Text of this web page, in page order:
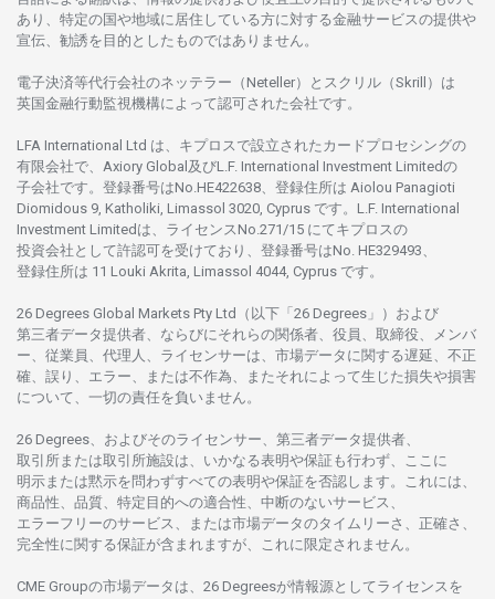
あり、 特定の国や地域に 居住している方に対する金融サービスの提供や
宣伝、 勧誘を 目的としたものではありません。
電子決済等代行会社のネッテラー （Neteller）と スクリル （Skrill）は
英国金融行動監視機構に よって認可さ れた会社です。
LFA International Ltd は、 キプロスで設立さ れた カードプロセシングの
有限会社で、Axiory Global 及びL.F. International Investment Limitedの
子会社です。 登録番号はNo.HE422638、 登録住所は Aiolou Panagioti
Diomidous 9, Katholiki, Limassol 3020, Cyprus です。L.F. International
Investment Limitedは、 ライセンスNo.271/15 にてキプロスの
投資会社として許認可を受けており、 登録番号はNo. HE329493、
登録住所は 11 Louki Akrita, Limassol 4044, Cyprus です。
26 Degrees Global Markets Pty Ltd（以下「26 Degrees」） および
第三者データ提供者、ならびにそれらの関係者、役員、取締役、メンバ
ー、従業員、代理人、ライセンサーは、 市場データに 関する遅延、不正
確、誤り、エラー、
または不作為、 またそれに よって生じた損失や損害
について、 一切の責任を負いません。
26 Degrees、 およびそのライセンサー、 第三者データ提供者、
取引所または取引所施設は、いかなる表明や保証も行わず、
ここに
明示または黙示を 問わずすべての表明や保証を否認し ます。
これには、
商品性、品質、 特定目的への適合性、 中断のないサービス、
エラーフリーのサービス、 または市場データのタイムリーさ、正確さ、
完全性に 関する保証が含まれますが、これに 限定さ れません。
CME Groupの市場データは、26 Degreesが情報源としてライセンスを